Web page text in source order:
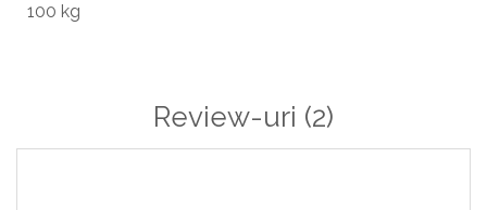
100 kg
Review-uri (2)